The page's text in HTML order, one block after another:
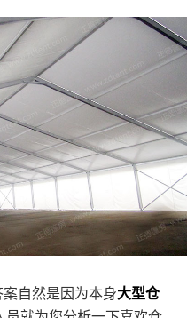
自然是因为本身大型仓